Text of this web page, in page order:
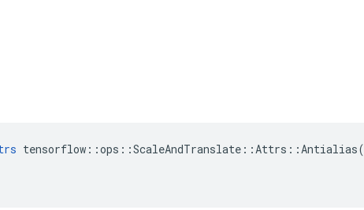
tensorflow::ops::ScaleAndTranslate::Attrs::Antialias(